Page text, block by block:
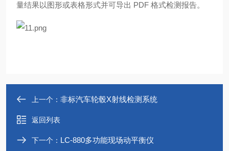
量结果以图形或表格形式并可导出 PDF 格式检测报告。
上一个： 非标汽车轮毂X射线检测系统
返回列表
下一个： LC-880多功能现场动平衡仪